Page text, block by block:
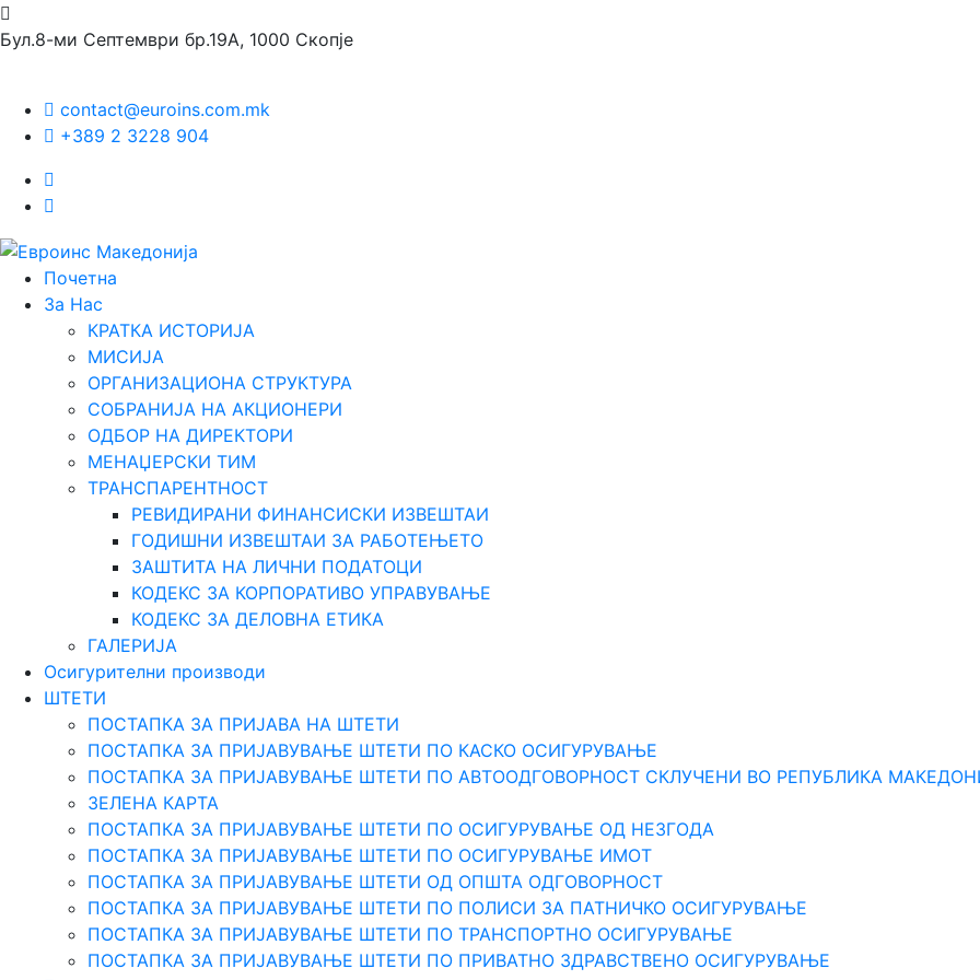
Бул.8-ми Септември бр.19А, 1000 Скопје
contact@euroins.com.mk
+389 2 3228 904
Почетна
За Нас
КРАТКА ИСТОРИЈА
МИСИЈА
ОРГАНИЗАЦИОНА СТРУКТУРА
СОБРАНИЈА НА АКЦИОНЕРИ
ОДБОР НА ДИРЕКТОРИ
МЕНАЏЕРСКИ ТИМ
ТРАНСПАРЕНТНОСТ
РЕВИДИРАНИ ФИНАНСИСКИ ИЗВЕШТАИ
ГОДИШНИ ИЗВЕШТАИ ЗА РАБОТЕЊЕТО
ЗАШТИТА НА ЛИЧНИ ПОДАТОЦИ
КОДЕКС ЗА КОРПОРАТИВО УПРАВУВАЊЕ
КОДЕКС ЗА ДЕЛОВНА ЕТИКА
ГАЛЕРИЈА
Осигурителни производи
ШТЕТИ
ПОСТАПКА ЗА ПРИЈАВА НА ШТЕТИ
ПОСТАПКА ЗА ПРИЈАВУВАЊЕ ШТЕТИ ПО КАСКО ОСИГУРУВАЊЕ
ПОСТАПКА ЗА ПРИЈАВУВАЊЕ ШТЕТИ ПО АВТООДГОВОРНОСТ СКЛУЧЕНИ ВО РЕПУБЛИКА
ЗЕЛЕНА КАРТА
ПОСТАПКА ЗА ПРИЈАВУВАЊЕ ШТЕТИ ПО ОСИГУРУВАЊЕ ОД НЕЗГОДА
ПОСТАПКА ЗА ПРИЈАВУВАЊЕ ШТЕТИ ПО ОСИГУРУВАЊЕ ИМОТ
ПОСТАПКА ЗА ПРИЈАВУВАЊЕ ШТЕТИ ОД ОПШТА ОДГOВОРНОСТ
ПОСТАПКА ЗА ПРИЈАВУВАЊЕ ШТЕТИ ПО ПОЛИСИ ЗА ПАТНИЧКО ОСИГУРУВАЊЕ
ПОСТАПКА ЗА ПРИЈАВУВАЊЕ ШТЕТИ ПО ТРАНСПОРТНО ОСИГУРУВАЊЕ
ПОСТАПКА ЗА ПРИЈАВУВАЊЕ ШТЕТИ ПО ПРИВАТНО ЗДРАВСТВЕНО ОСИГУРУВАЊЕ